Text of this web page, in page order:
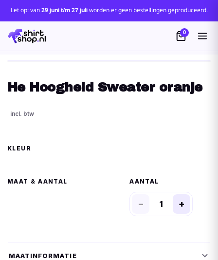
Let op: van29 juni t/m 27 juliworden er geen bestellingen geproduceerd.
0
He Hoogheid Sweater oranje
MAAT
− +
MAATINFORMATIE